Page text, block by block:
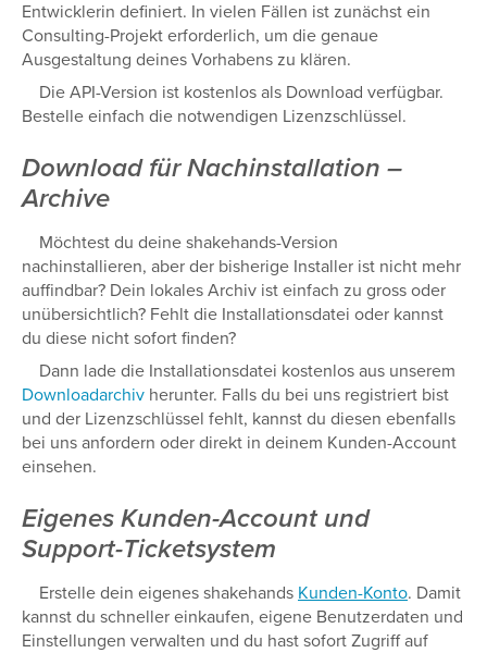
Entwicklerin definiert. In vielen Fällen ist zunächst ein
Consulting-Projekt erforderlich, um die genaue
Ausgestaltung deines Vorhabens zu klären.
Die API-Version ist kostenlos als Download verfügbar.
Bestelle einfach die notwendigen Lizenzschlüssel.
Download für Nachinstallation –
Archive
Möchtest du deine shakehands-Version
nachinstallieren, aber der bisherige Installer ist nicht mehr
auffindbar? Dein lokales Archiv ist einfach zu gross oder
unübersichtlich? Fehlt die Installationsdatei oder kannst
du diese nicht sofort finden?
Dann lade die Installationsdatei kostenlos aus unserem
Downloadarchiv herunter. Falls du bei uns registriert bist
und der Lizenzschlüssel fehlt, kannst du diesen ebenfalls
bei uns anfordern oder direkt in deinem Kunden-Account
einsehen.
Eigenes Kunden-Account und
Support-Ticketsystem
Erstelle dein eigenes shakehands Kunden-Konto. Damit
kannst du schneller einkaufen, eigene Benutzerdaten und
Einstellungen verwalten und du hast sofort Zugriff auf